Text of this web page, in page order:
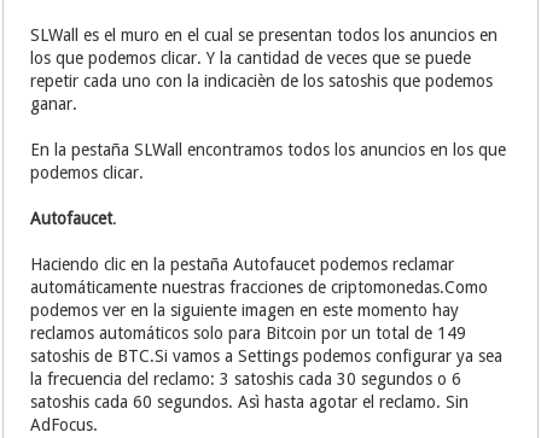
SLWall es el muro en el cual se presentan todos los anuncios en
los que podemos clicar. Y la cantidad de veces que se puede
repetir cada uno con la indicacièn de los satoshis que podemos
ganar.
En la pestaña SLWall encontramos todos los anuncios en los que
podemos clicar.
Autofaucet.
Haciendo clic en la pestaña Autofaucet podemos reclamar
automáticamente nuestras fracciones de criptomonedas.Como
podemos ver en la siguiente imagen en este momento hay
reclamos automáticos solo para Bitcoin por un total de 149
satoshis de BTC.Si vamos a Settings podemos configurar ya sea
la frecuencia del reclamo: 3 satoshis cada 30 segundos o 6
satoshis cada 60 segundos. Asì hasta agotar el reclamo. Sin
AdFocus.